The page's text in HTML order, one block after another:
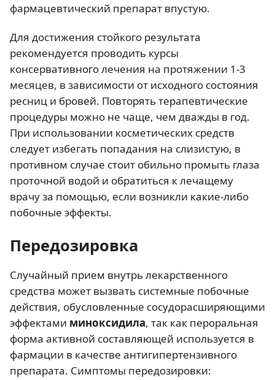
фармацевтический препарат впустую.
Для достижения стойкого результата
рекомендуется проводить курсы
консервативного лечения на протяжении 1-3
месяцев, в зависимости от исходного состояния
ресниц и бровей. Повторять терапевтические
процедуры можно не чаще, чем дважды в год.
При использовании косметических средств
следует избегать попадания на слизистую, в
противном случае стоит обильно промыть глаза
проточной водой и обратиться к лечащему
врачу за помощью, если возникли какие-либо
побочные эффекты.
Передозировка
Случайный прием внутрь лекарственного
средства может вызвать системные побочные
действия, обусловленные сосудорасширяющими
эффектами миноксидила, так как пероральная
форма активной составляющей используется в
фармации в качестве антигипертензивного
препарата. Симптомы передозировки: